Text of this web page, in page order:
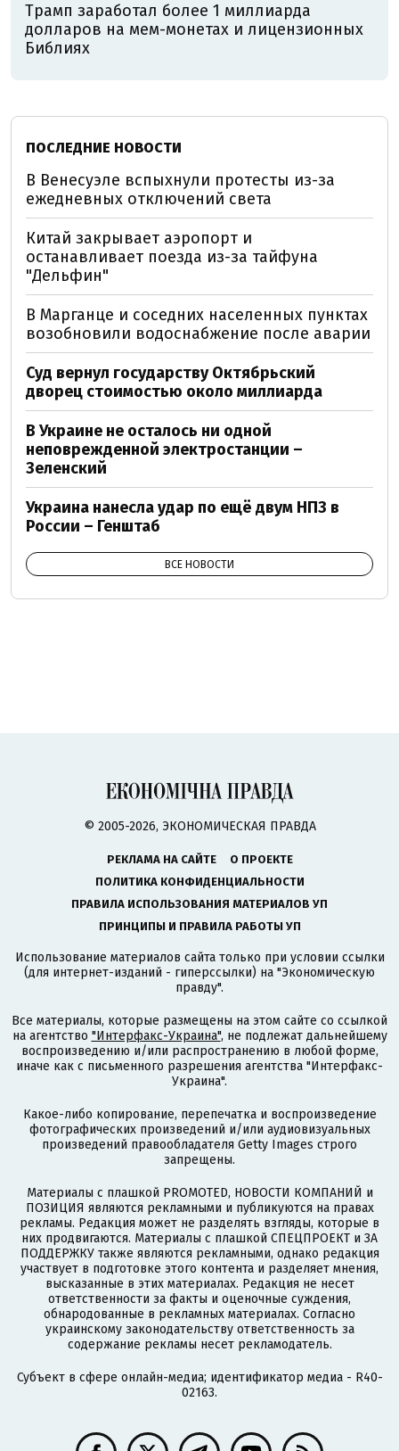
Трамп заработал более 1 миллиарда
долларов на мем-монетах и лицензионных
Библиях
ПОСЛЕДНИЕ НОВОСТИ
В Венесуэле вспыхнули протесты из-за
ежедневных отключений света
Китай закрывает аэропорт и
останавливает поезда из-за тайфуна
"Дельфин"
В Марганце и соседних населенных пунктах
возобновили водоснабжение после аварии
Суд вернул государству Октябрьский
дворец стоимостью около миллиарда
В Украине не осталось ни одной
неповрежденной электростанции –
Зеленский
Украина нанесла удар по ещё двум НПЗ в
России – Генштаб
ВСЕ НОВОСТИ
© 2005-2026, ЭКОНОМИЧЕСКАЯ ПРАВДА
РЕКЛАМА НА САЙТЕ
О ПРОЕКТЕ
ПОЛИТИКА КОНФИДЕНЦИАЛЬНОСТИ
ПРАВИЛА ИСПОЛЬЗОВАНИЯ МАТЕРИАЛОВ УП
ПРИНЦИПЫ И ПРАВИЛА РАБОТЫ УП
Использование материалов сайта только при условии ссылки
(для интернет-изданий - гиперссылки) на "Экономическую
правду".
Все материалы, которые размещены на этом сайте со ссылкой
на агентство "Интерфакс-Украина", не подлежат дальнейшему
воспроизведению и/или распространению в любой форме,
иначе как с письменного разрешения агентства "Интерфакс-
Украина".
Какое-либо копирование, перепечатка и воспроизведение
фотографических произведений и/или аудиовизуальных
произведений правообладателя Getty Images строго
запрещены.
Материалы с плашкой PROMOTED, НОВОСТИ КОМПАНИЙ и
ПОЗИЦИЯ являются рекламными и публикуются на правах
рекламы. Редакция может не разделять взгляды, которые в
них продвигаются. Материалы с плашкой СПЕЦПРОЕКТ и ЗА
ПОДДЕРЖКУ также являются рекламными, однако редакция
участвует в подготовке этого контента и разделяет мнения,
высказанные в этих материалах. Редакция не несет
ответственности за факты и оценочные суждения,
обнародованные в рекламных материалах. Согласно
украинскому законодательству ответственность за
содержание рекламы несет рекламодатель.
Субъект в сфере онлайн-медиа; идентификатор медиа - R40-
02163.